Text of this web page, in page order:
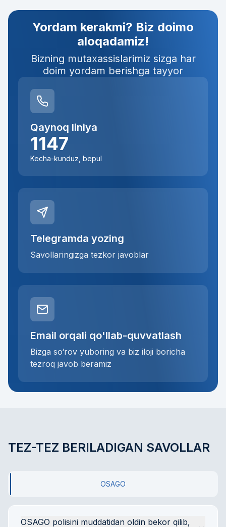
Yordam kerakmi? Biz doimo
aloqadamiz!
Bizning mutaxassislarimiz sizga har
doim yordam berishga tayyor
Qaynoq liniya
1147
Kecha-kunduz, bepul
Telegramda yozing
Savollaringizga tezkor javoblar
Email orqali qo'llab-quvvatlash
Bizga so‘rov yuboring va biz iloji boricha
tezroq javob beramiz
TEZ-TEZ BERILADIGAN SAVOLLAR
OSAGO
OSAGO polisini muddatidan oldin bekor qilib,